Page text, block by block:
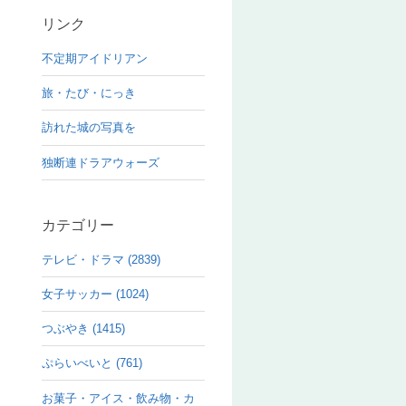
リンク
不定期アイドリアン
旅・たび・にっき
訪れた城の写真を
独断連ドラアウォーズ
カテゴリー
テレビ・ドラマ (2839)
女子サッカー (1024)
つぶやき (1415)
ぷらいべいと (761)
お菓子・アイス・飲み物・カ